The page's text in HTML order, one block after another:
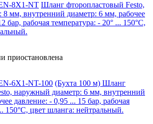
8X1-NT Шланг фторопластовый Festo,
мм, внутренний диаметр: 6 мм, рабочее
бар, рабочая температура: - 20° ... 150°C,
приостановлена
6X1-NT-100 (Бухта 100 м) Шланг
наружный диаметр: 6 мм, внутренний
давление: - 0,95 ... 15 бар, рабочая
150°C, цвет шланга: нейтральный.